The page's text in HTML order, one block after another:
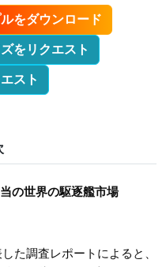
をダウンロード
をリクエスト
スト
の世界の駆逐艦市場
した調査レポートによると、